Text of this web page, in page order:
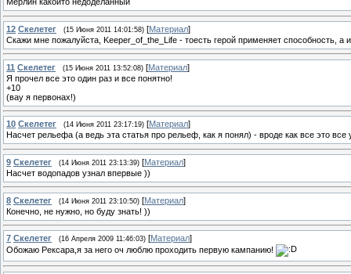
12 Скелетег (15 Июня 2011 14:01:58) [Материал]
Скажи мне пожалуйста, Keeper_of_the_Life - тоесть герой применяет способность, а
11 Скелетег (15 Июня 2011 13:52:08) [Материал]
Я прочел все это один раз и все понятно!
+10
(вау я первонах!)
10 Скелетег (14 Июня 2011 23:17:19) [Материал]
Насчет рельефа (а ведь эта статья про рельеф, как я понял) - вроде как все это все
9 Скелетег (14 Июня 2011 23:13:39) [Материал]
Насчет водопадов узнал впервые ))
8 Скелетег (14 Июня 2011 23:10:50) [Материал]
Конечно, не нужно, но буду знать! ))
7 Скелетег (16 Апреля 2009 11:46:03) [Материал]
Обожаю Рексара,я за него оч люблю проходить первую кампанию!